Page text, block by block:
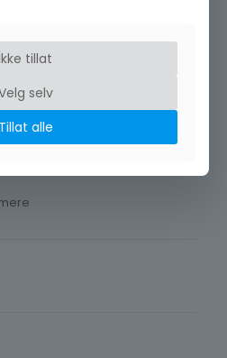
tillat
selv
Tillat alle